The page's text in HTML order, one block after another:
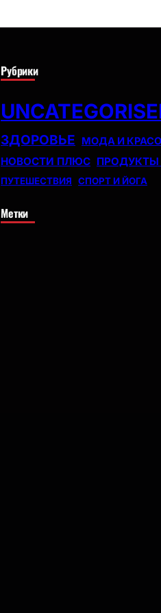
Рубрики
ЗДОРОВЬЕ МОДА И
НОВОСТИ ПЛЮС ПРОДУКТЫ
ПУТЕШЕСТВИЯ СПОРТ И ЙОГА
Метки